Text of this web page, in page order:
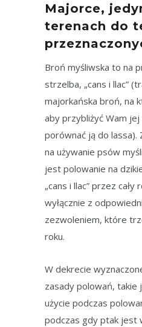
Majorce,
terenach do
Broń myśliwska to na
strzelba, „cans i llac”
majorkańska broń, na
aby przybliżyć Wam
porównać ją do lassa).
na używanie psów
jest polowanie na
„cans i llac” przez cały
wyłącznie z
zezwoleniem, które
roku.
W dekrecie
zasady polowań, takie
użycie podczas
podczas gdy ptak jest